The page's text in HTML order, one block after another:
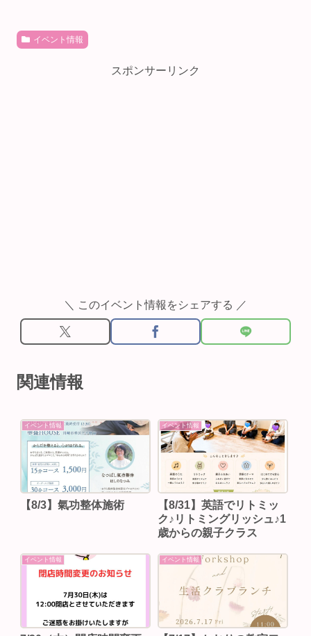
イベント情報
スポンサーリンク
＼ このイベント情報をシェアする ／
関連情報
イベント情報
【8/3】⁡氣功整体施術
イベント情報
【8/31】英語でリトミッ
ク♪リトミングリッシュ♪1
歳からの親子クラス
イベント情報 イベント情報